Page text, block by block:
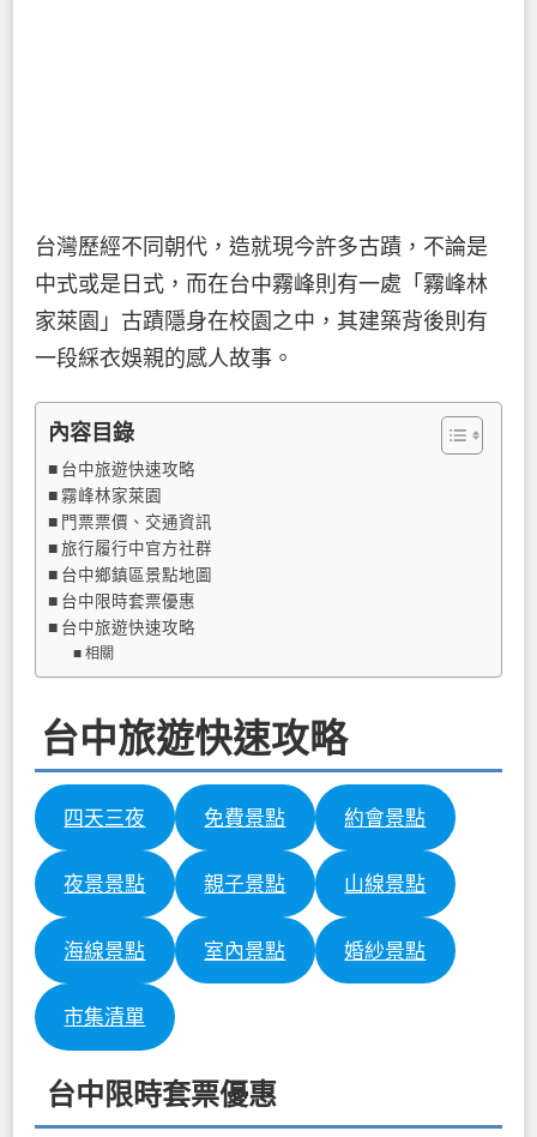
台灣歷經不同朝代，造就現今許多古蹟，不論是
中式或是日式，而在台中霧峰則有一處「霧峰林
家萊園」古蹟隱身在校園之中，其建築背後則有
一段綵衣娛親的感人故事。
內容目錄
台中旅遊快速攻略
霧峰林家萊園
門票票價、交通資訊
旅行履行中官方社群
台中鄉鎮區景點地圖
台中限時套票優惠
台中旅遊快速攻略
相關
台中旅遊快速攻略
四天三夜 免費景點 約會景點
夜景景點 親子景點 山線景點
海線景點 室內景點 婚紗景點
市集清單
台中限時套票優惠